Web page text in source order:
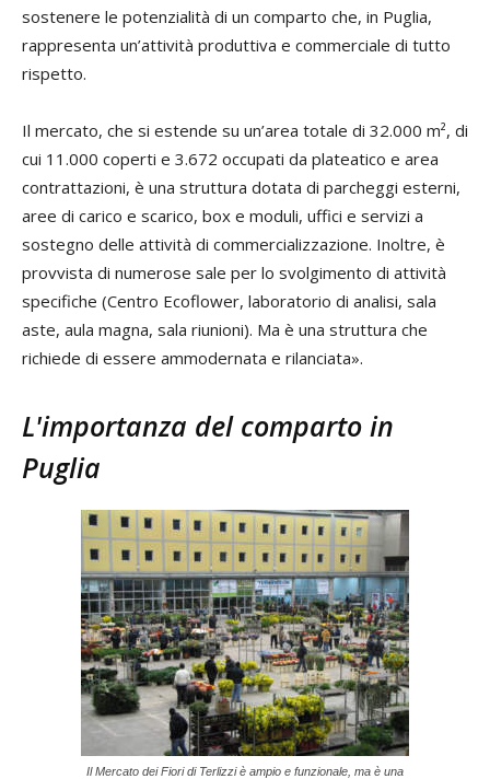
sostenere le potenzialità di un comparto che, in Puglia,
rappresenta un’attività produttiva e commerciale di tutto
rispetto.
Il mercato, che si estende su un’area totale di 32.000 m², di
cui 11.000 coperti e 3.672 occupati da plateatico e area
contrattazioni, è una struttura dotata di parcheggi esterni,
aree di carico e scarico, box e moduli, uffici e servizi a
sostegno delle attività di commercializzazione. Inoltre, è
provvista di numerose sale per lo svolgimento di attività
specifiche (Centro Ecoflower, laboratorio di analisi, sala
aste, aula magna, sala riunioni). Ma è una struttura che
richiede di essere ammodernata e rilanciata».
L'importanza del comparto in
Puglia
Il Mercato dei Fiori di Terlizzi è ampio e funzionale, ma è una